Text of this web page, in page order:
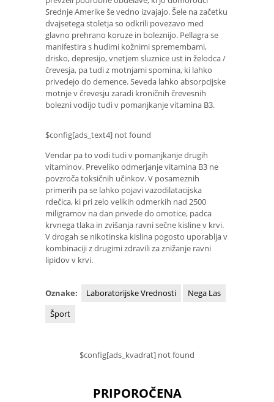
Srednje Amerike še vedno izvajajo. Šele na začetku
dvajsetega stoletja so odkrili povezavo med
glavno prehrano koruze in boleznijo. Pellagra se
manifestira s hudimi kožnimi spremembami,
drisko, depresijo, vnetjem sluznice ust in želodca /
črevesja, pa tudi z motnjami spomina, ki lahko
privedejo do demence. Seveda lahko absorpcijske
motnje v črevesju zaradi kroničnih črevesnih
bolezni vodijo tudi v pomanjkanje vitamina B3.
$config[ads_text4] not found
Vendar pa to vodi tudi v pomanjkanje drugih
vitaminov. Preveliko odmerjanje vitamina B3 ne
povzroča toksičnih učinkov. V posameznih
primerih pa se lahko pojavi vazodilatacijska
rdečica, ki pri zelo velikih odmerkih nad 2500
miligramov na dan privede do omotice, padca
krvnega tlaka in zvišanja ravni sečne kisline v krvi.
V drogah se nikotinska kislina pogosto uporablja v
kombinaciji z drugimi zdravili za znižanje ravni
lipidov v krvi.
Oznake: Laboratorijske Vrednosti
Nega Las
Šport
$config[ads_kvadrat] not found
PRIPOROČENA